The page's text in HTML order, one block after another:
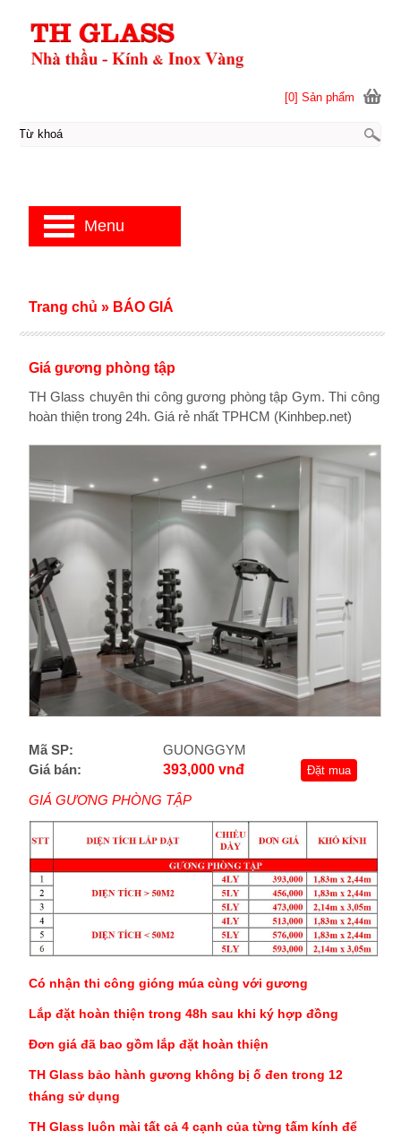
Giá gương phòng tập
TH Glass chuyên thi công gương phòng tập Gym. Thi công
hoàn thiện trong 24h. Giá rẻ nhất TPHCM (Kinhbep.net)
Mã SP:
GUONGGYM
Giá bán:
393,000 vnđ Đặt mua
GIÁ GƯƠNG PHÒNG TẬP
Có nhận thi công gióng múa cùng với gương
Lắp đặt hoàn thiện trong 48h sau khi ký hợp đồng
Đơn giá đã bao gồm lắp đặt hoàn thiện
TH Glass bảo hành gương không bị ố đen trong 12
tháng sử dụng
TH Glass luôn mài tất cả 4 cạnh của từng tấm kính để
Trang chủ » BÁO GIÁ
[0] Sản phẩm
Menu